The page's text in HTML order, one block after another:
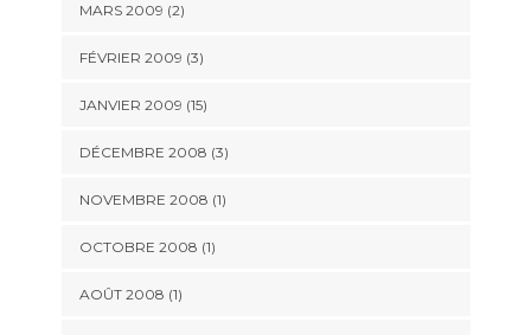
MARS 2009 (2)
FÉVRIER 2009 (3)
JANVIER 2009 (15)
DÉCEMBRE 2008 (3)
NOVEMBRE 2008 (1)
OCTOBRE 2008 (1)
AOÛT 2008 (1)